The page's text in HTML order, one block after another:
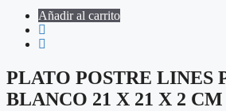
Añadir al carrito
PLATO POSTRE LINES
BLANCO 21 X 21 X 2 CM